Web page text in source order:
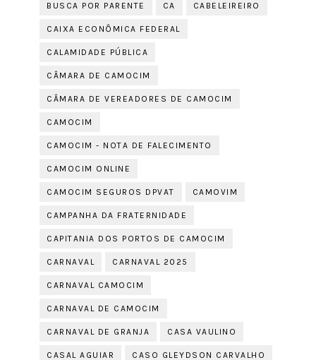
BUSCA POR PARENTE CA CABELEIREIRO
CAIXA ECONÔMICA FEDERAL
CALAMIDADE PÚBLICA
CÂMARA DE CAMOCIM
CÂMARA DE VEREADORES DE CAMOCIM
CAMOCIM
CAMOCIM - NOTA DE FALECIMENTO
CAMOCIM ONLINE
CAMOCIM SEGUROS DPVAT CAMOVIM
CAMPANHA DA FRATERNIDADE
CAPITANIA DOS PORTOS DE CAMOCIM
CARNAVAL CARNAVAL 2025
CARNAVAL CAMOCIM
CARNAVAL DE CAMOCIM
CARNAVAL DE GRANJA CASA VAULINO
CASAL AGUIAR CASO GLEYDSON CARVALHO